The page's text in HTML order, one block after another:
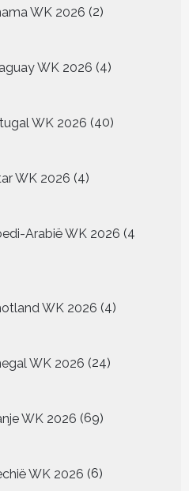
WK 2026 2
producten
WK 2026 4
producten
WK 2026 40
producten
WK 2026 4
producten
Arabië WK 2026 4
WK 2026 4
producten
WK 2026 24
producten
WK 2026 69
producten
WK 2026 6
producten